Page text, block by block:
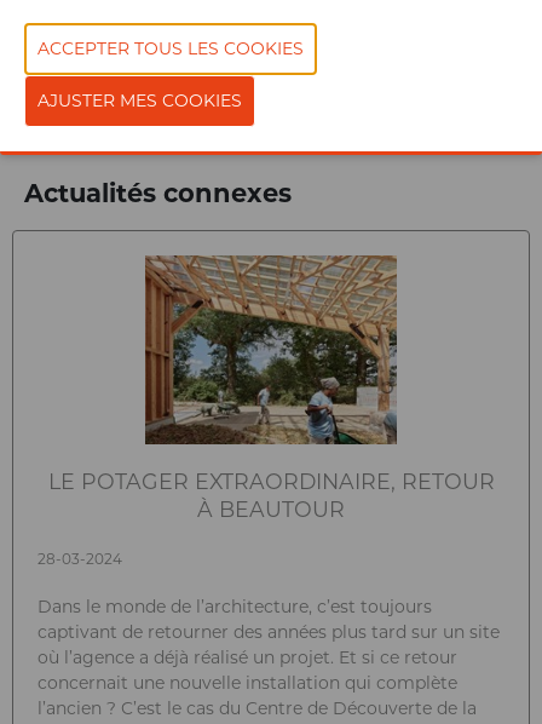
Actualités connexes
LE POTAGER EXTRAORDINAIRE, RETOUR
À BEAUTOUR
28-03-2024
Dans le monde de l’architecture, c’est toujours
captivant de retourner des années plus tard sur un site
où l’agence a déjà réalisé un projet. Et si ce retour
concernait une nouvelle installation qui complète
l’ancien ? C’est le cas du Centre de Découverte de la